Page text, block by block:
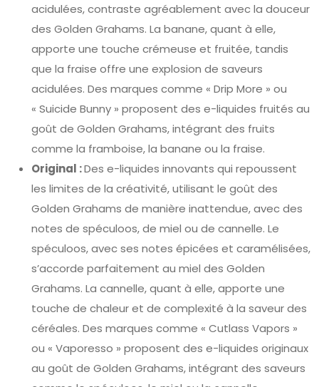
acidulées, contraste agréablement avec la douceur
des Golden Grahams. La banane, quant à elle,
apporte une touche crémeuse et fruitée, tandis
que la fraise offre une explosion de saveurs
acidulées. Des marques comme « Drip More » ou
« Suicide Bunny » proposent des e-liquides fruités au
goût de Golden Grahams, intégrant des fruits
comme la framboise, la banane ou la fraise.
Original :Des e-liquides innovants qui repoussent
les limites de la créativité, utilisant le goût des
Golden Grahams de manière inattendue, avec des
notes de spéculoos, de miel ou de cannelle. Le
spéculoos, avec ses notes épicées et caramélisées,
s’accorde parfaitement au miel des Golden
Grahams. La cannelle, quant à elle, apporte une
touche de chaleur et de complexité à la saveur des
céréales. Des marques comme « Cutlass Vapors »
ou « Vaporesso » proposent des e-liquides originaux
au goût de Golden Grahams, intégrant des saveurs